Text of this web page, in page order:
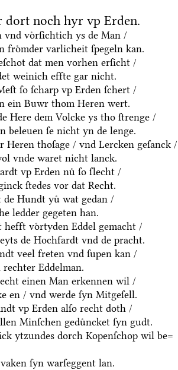
dort noch hyr vp Erden.
vnd voͤrſichtich ys de Man /
froͤmder varlicheit ſpegeln kan.
dat men vorhen erſicht /
weinich effte gar nicht.
ſo ſcharp vp Erden ſchert /
ein Buwr thom Heren wert.
Here dem Volcke ys tho ſtrenge /
beleuen ſe nicht yn de lenge.
Heren thoſage / vnd Lercken geſanck /
vnde waret nicht lanck.
vp Erden nuͤ ſo ſlecht /
ſtedes vor dat Recht.
de Hundt yuͤ wat gedan /
ledder gegeten han.
hefft voͤrtyden Eddel gemacht /
de Hochfardt vnd de pracht.
veel freten vnd ſupen kan /
rechter Eddelman.
einen Man erkennen wil /
en / vnd werde ſyn Mitgeſell.
vp Erden alſo recht doth /
Minſchen geduͤncket ſyn gudt.
ytzundes dorch Kopenſchop wil be=
ſyn warſeggent lan.